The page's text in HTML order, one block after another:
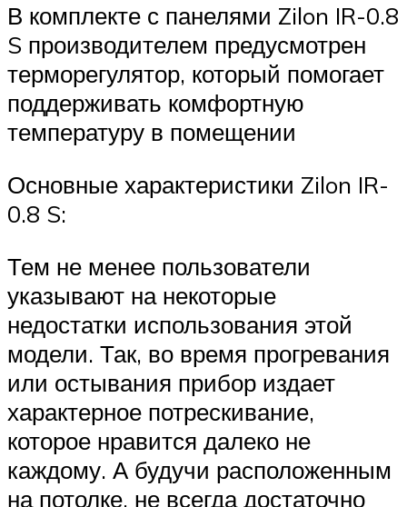
В комплекте с панелями Zilon IR-0.8
S производителем предусмотрен
терморегулятор, который помогает
поддерживать комфортную
температуру в помещении
Основные характеристики Zilon IR-
0.8 S:
Тем не менее пользователи
указывают на некоторые
недостатки использования этой
модели. Так, во время прогревания
или остывания прибор издает
характерное потрескивание,
которое нравится далеко не
каждому. А будучи расположенным
на потолке, не всегда достаточно